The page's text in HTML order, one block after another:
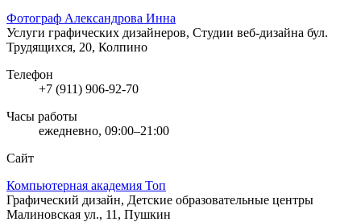
Фотограф Александрова Инна
Услуги графических дизайнеров, Студии веб-дизайна бул.
Трудящихся, 20, Колпино
Телефон
+7 (911) 906-92-70
Часы работы
ежедневно, 09:00–21:00
Сайт
Компьютерная академия Toп
Графический дизайн, Детские образовательные центры
Малиновская ул., 11, Пушкин